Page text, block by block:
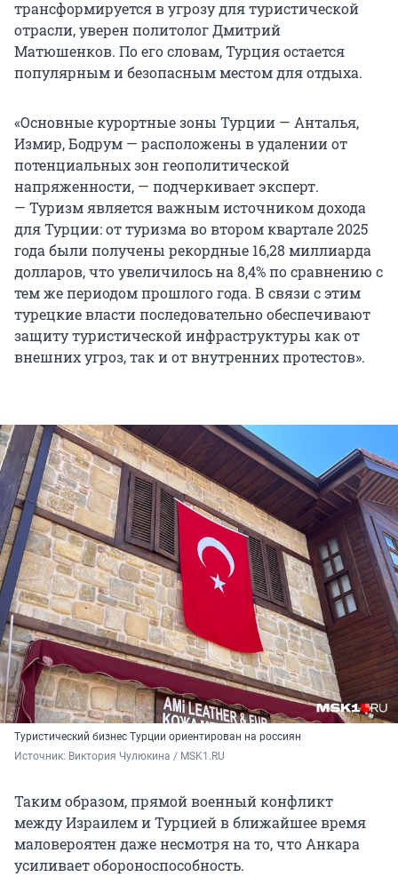
трансформируется в угрозу для туристической
отрасли, уверен политолог Дмитрий
Матюшенков. По его словам, Турция остается
популярным и безопасным местом для отдыха.
«Основные курортные зоны Турции — Анталья,
Измир, Бодрум — расположены в удалении от
потенциальных зон геополитической
напряженности, — подчеркивает эксперт.
— Туризм является важным источником дохода
для Турции: от туризма во втором квартале 2025
года были получены рекордные 16,28 миллиарда
долларов, что увеличилось на 8,4% по сравнению с
тем же периодом прошлого года. В связи с этим
турецкие власти последовательно обеспечивают
защиту туристической инфраструктуры как от
внешних угроз, так и от внутренних протестов».
Туристический бизнес Турции ориентирован на россиян
Источник: Виктория Чулюкина / MSK1.RU
Таким образом, прямой военный конфликт
между Израилем и Турцией в ближайшее время
маловероятен даже несмотря на то, что Анкара
усиливает обороноспособность.